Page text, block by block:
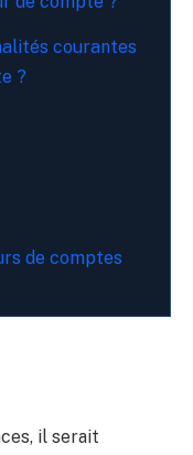
courantes
?
de comptes
il serait